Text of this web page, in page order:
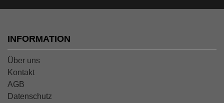
INFORMATION
Über uns
Kontakt
AGB
Datenschutz